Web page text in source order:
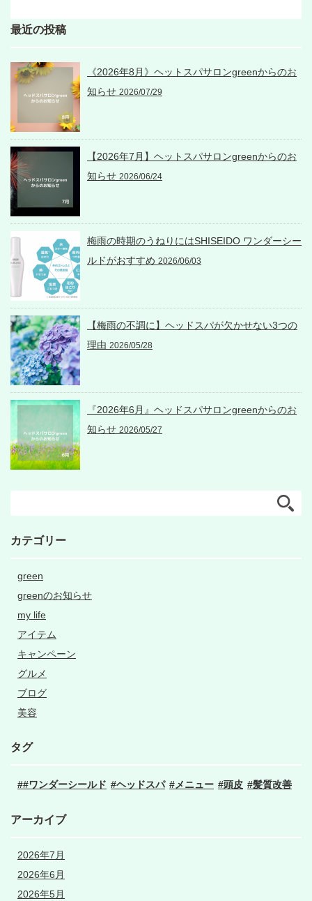
最近の投稿
《2026年8月》ヘットスパサロンgreenからのお
知らせ 2026/07/29
【2026年7月】ヘットスパサロンgreenからのお
知らせ 2026/06/24
梅雨の時期のうねりにはSHISEIDO ワンダーシー
ルドがおすすめ 2026/06/03
【梅雨の不調に】ヘッドスパが欠かせない3つの
理由 2026/05/28
『2026年6月』ヘッドスパサロンgreenからのお
知らせ 2026/05/27
カテゴリー
green
greenのお知らせ
my life
アイテム
キャンペーン
グルメ
ブログ
美容
タグ
#ワンダーシールド ヘッドスパ メニュー 頭皮 髪質改善
アーカイブ
2026年7月
2026年6月
2026年5月